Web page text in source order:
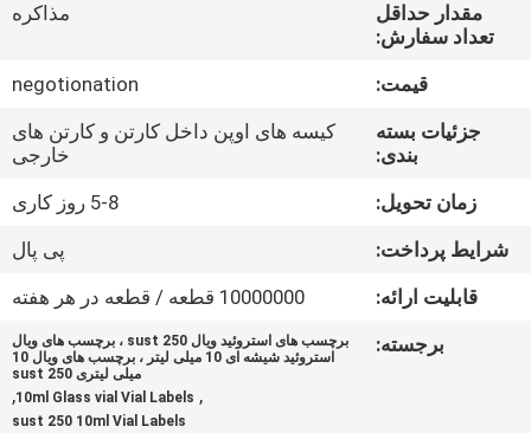
کنترل
مقدار حداقل
تعداد سفارش:
مذاکره
قیمت:
negotionation
جزئیات بسته
بندی:
کیسه های اوپن داخل کارتن و کارتن های
خارجی
زمان تحویل:
5-8 روز کاری
شرایط پرداخت:
پی پال
قابلیت ارائه:
10000000 قطعه / قطعه در هر هفته
برجسته:
برچسب های استروئید ویال sust 250 ، برچسب های ویال
استروئید شیشه ای 10 میلی لیتر ، برچسب های ویال 10
میلی لیتری sust 250
,
10ml Glass vial Vial Labels
,
sust 250 10ml Vial Labels